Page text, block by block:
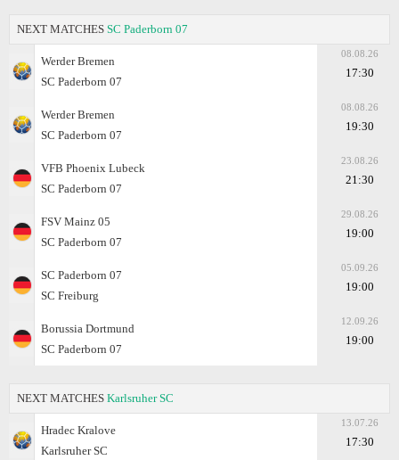
NEXT MATCHES SC Paderborn 07
Werder Bremen
SC Paderborn 07
08.08.26
17:30
Werder Bremen
SC Paderborn 07
08.08.26
19:30
VFB Phoenix Lubeck
SC Paderborn 07
23.08.26
21:30
FSV Mainz 05
SC Paderborn 07
29.08.26
19:00
SC Paderborn 07
SC Freiburg
05.09.26
19:00
Borussia Dortmund
SC Paderborn 07
12.09.26
19:00
NEXT MATCHES Karlsruher SC
Hradec Kralove
Karlsruher SC
13.07.26
17:30